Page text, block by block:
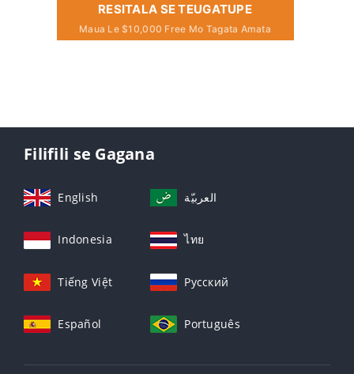
RESITALA SE TEUGATUPE
Maua Le $10,000 Free Mo Tagata Amata
Filifili se Gagana
English العربيّة
Indonesia ไทย
Tiếng Việt Русский
Español Português